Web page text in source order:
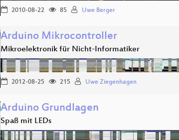
2010-08-22 85 Uwe Berger
Arduino Mikrocontroller
Mikroelektronik für Nicht-Informatiker
2012-08-25 215 Uwe Ziegenhagen
Arduino Grundlagen
Spaß mit LEDs